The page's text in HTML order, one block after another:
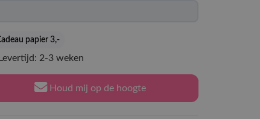
papier 3,-
Levertijd: 2-3 weken
Houd mij op de hoogte